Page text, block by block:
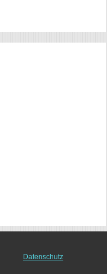
Datenschutz